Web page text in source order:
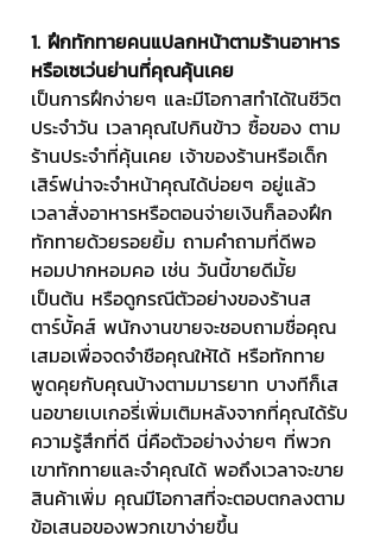
1. ฝึกทักทายคนแปลกหน้าตามร้านอาหาร
หรือเซเว่นย่านที่คุณคุ้นเคย
เป็นการฝึกง่ายๆ และมีโอกาสทำได้ในชีวิต
ประจำวัน เวลาคุณไปกินข้าว ซื้อของ ตาม
ร้านประจำที่คุ้นเคย เจ้าของร้านหรือเด็ก
เสิร์ฟน่าจะจำหน้าคุณได้บ่อยๆ อยู่แล้ว
เวลาสั่งอาหารหรือตอนจ่ายเงินก็ลองฝึก
ทักทายด้วยรอยยิ้ม ถามคำถามที่ดีพอ
หอมปากหอมคอ เช่น วันนี้ขายดีมั้ย
เป็นต้น หรือดูกรณีตัวอย่างของร้านส
ตาร์บั้คส์ พนักงานขายจะชอบถามชื่อคุณ
เสมอเพื่อจดจำชือคุณให้ได้ หรือทักทาย
พูดคุยกับคุณบ้างตามมารยาท บางทีก็เส
นอขายเบเกอรี่เพิ่มเติมหลังจากที่คุณได้รับ
ความรู้สึกที่ดี นี่คือตัวอย่างง่ายๆ ที่พวก
เขาทักทายและจำคุณได้ พอถึงเวลาจะขาย
สินค้าเพิ่ม คุณมีโอกาสที่จะตอบตกลงตาม
ข้อเสนอของพวกเขาง่ายขึ้น